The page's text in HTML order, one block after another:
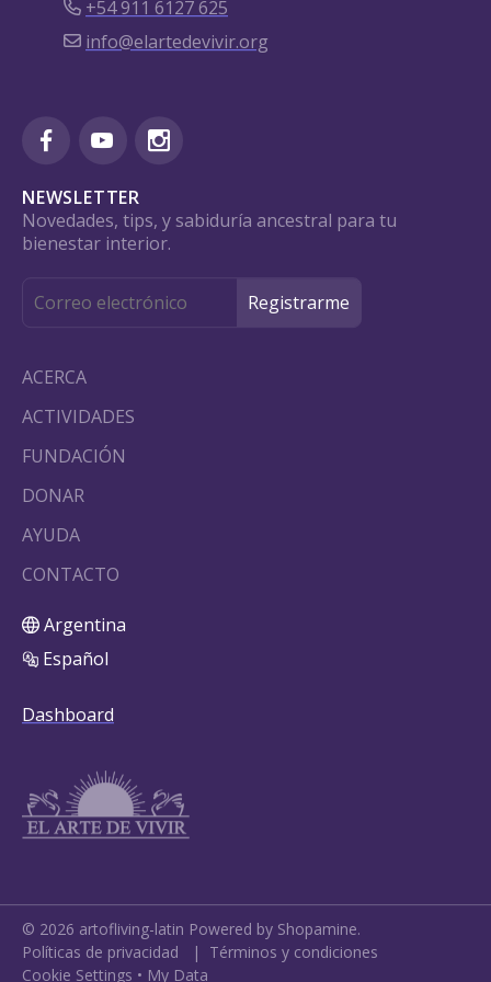
+54 911 6127 625
info@elartedevivir.org
NEWSLETTER
Novedades, tips, y sabiduría ancestral para tu
bienestar interior.
ACERCA
ACTIVIDADES
FUNDACIÓN
DONAR
AYUDA
CONTACTO
Argentina
Español
Dashboard
© 2026 artofliving-latin Powered by Shopamine.
Políticas de privacidad | Términos y condiciones
Cookie Settings • My Data